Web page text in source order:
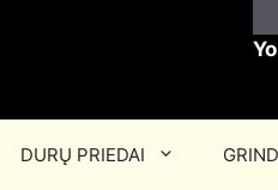
DURŲ PRIEDAI